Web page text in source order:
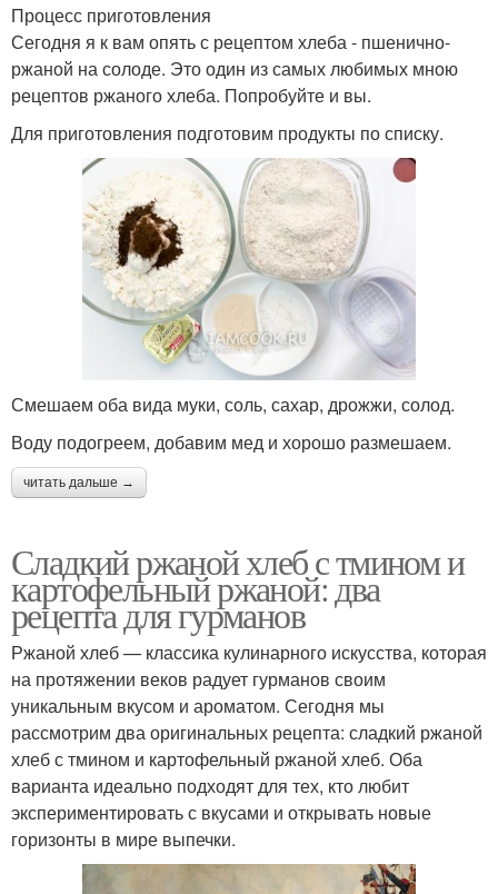
Процесс приготовления
Сегодня я к вам опять с рецептом хлеба - пшенично-
ржаной на солоде. Это один из самых любимых мною
рецептов ржаного хлеба. Попробуйте и вы.
Для приготовления подготовим продукты по списку.
Смешаем оба вида муки, соль, сахар, дрожжи, солод.
Воду подогреем, добавим мед и хорошо размешаем.
читать дальше →
Сладкий ржаной хлеб с тмином и
картофельный ржаной: два
рецепта для гурманов
Ржаной хлеб — классика кулинарного искусства, которая
на протяжении веков радует гурманов своим
уникальным вкусом и ароматом. Сегодня мы
рассмотрим два оригинальных рецепта: сладкий ржаной
хлеб с тмином и картофельный ржаной хлеб. Оба
варианта идеально подходят для тех, кто любит
экспериментировать с вкусами и открывать новые
горизонты в мире выпечки.